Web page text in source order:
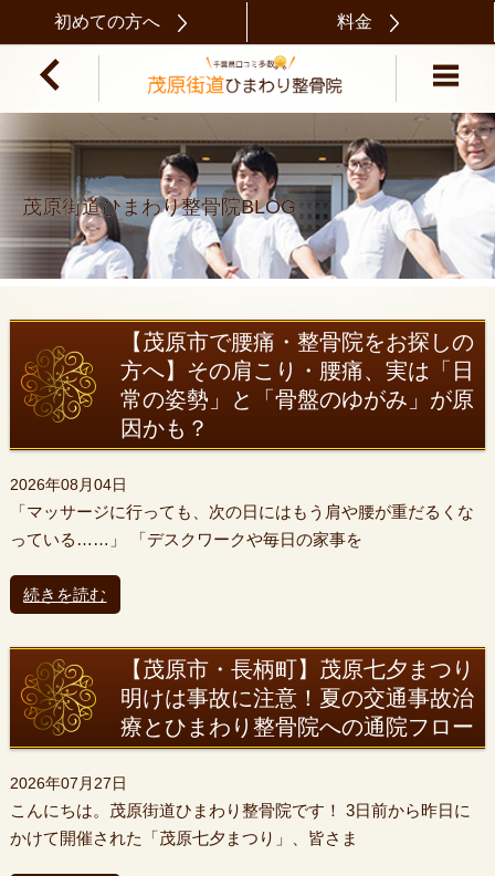
初めての方へ 料金
茂原街道ひまわり整骨院BLOG
【茂原市で腰痛・整骨院をお探しの
方へ】その肩こり・腰痛、実は「日
常の姿勢」と「骨盤のゆがみ」が原
因かも？
2026年08月04日
「マッサージに行っても、次の日にはもう肩や腰が重だるくな
っている……」 「デスクワークや毎日の家事を
続きを読む
【茂原市・長柄町】茂原七夕まつり
明けは事故に注意！夏の交通事故治
療とひまわり整骨院への通院フロー
2026年07月27日
こんにちは。茂原街道ひまわり整骨院です！ 3日前から昨日に
かけて開催された「茂原七夕まつり」、皆さま